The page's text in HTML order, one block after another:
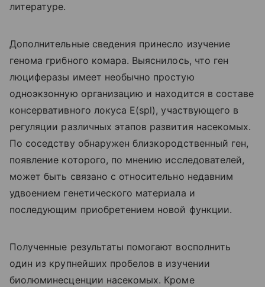
литературе.
Дополнительные сведения принесло изучение
генома грибного комара. Выяснилось, что ген
люциферазы имеет необычно простую
одноэкзонную организацию и находится в составе
консервативного локуса E(spl), участвующего в
регуляции различных этапов развития насекомых.
По соседству обнаружен близкородственный ген,
появление которого, по мнению исследователей,
может быть связано с относительно недавним
удвоением генетического материала и
последующим приобретением новой функции.
Полученные результаты помогают восполнить
один из крупнейших пробелов в изучении
биолюминесценции насекомых. Кроме